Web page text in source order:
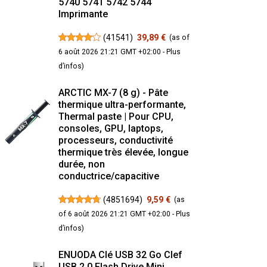
Imprimante
(41541) 39,89 € (as of
6 août 2026 21:21 GMT +02:00 -Plus
d’infos)
ARCTIC MX-7 (8 g) - Pâte
thermique ultra-performante,
Thermal paste | Pour CPU,
consoles, GPU, laptops,
processeurs, conductivité
thermique très élevée, longue
durée, non
conductrice/capacitive
(4851694) 9,59 € (as
of 6 août 2026 21:21 GMT +02:00 -Plus
d’infos)
ENUODA Clé USB 32 Go Clef